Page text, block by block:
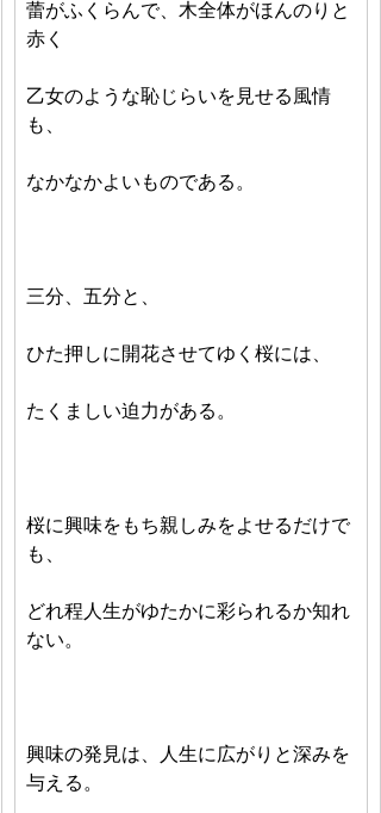
蕾がふくらんで、木全体がほんのりと
赤く
乙女のような恥じらいを見せる風情
も、
なかなかよいものである。
三分、五分と、
ひた押しに開花させてゆく桜には、
たくましい迫力がある。
桜に興味をもち親しみをよせるだけで
も、
どれ程人生がゆたかに彩られるか知れ
ない。
興味の発見は、人生に広がりと深みを
与える。